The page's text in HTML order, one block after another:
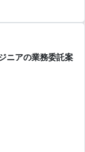
ニアの業務委託案